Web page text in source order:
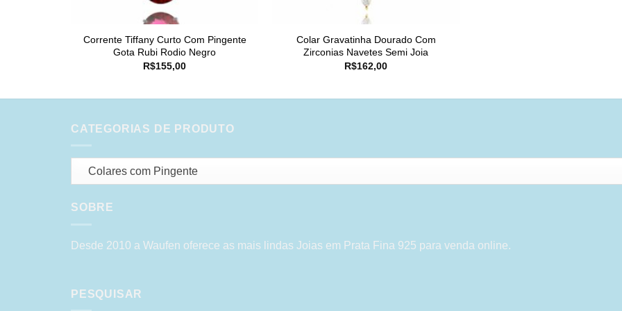
Corrente Tiffany Curto Com Pingente
Gota Rubi Rodio Negro
R$155,00
Colar Gravatinha Dourado Com
Zirconias Navetes Semi Joia
R$162,00
CATEGORIAS DE PRODUTO
Colares com Pingente
SOBRE
Desde 2010 a Waufen oferece as mais lindas Joias em Prata Fina 925 para venda online.
PESQUISAR